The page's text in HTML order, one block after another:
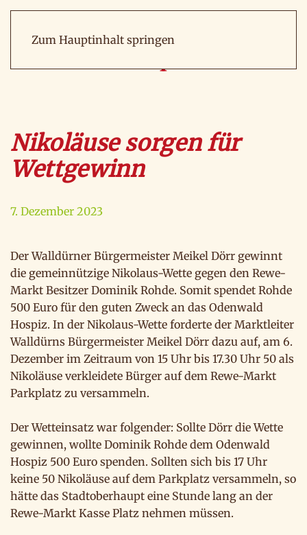
Zum Hauptinhalt springen
Nikoläuse sorgen für
Wettgewinn
7. Dezember 2023
Der Walldürner Bürgermeister Meikel Dörr gewinnt
die gemeinnützige Nikolaus-Wette gegen den Rewe-
Markt Besitzer Dominik Rohde. Somit spendet Rohde
500 Euro für den guten Zweck an das Odenwald
Hospiz. In der Nikolaus-Wette forderte der Marktleiter
Walldürns Bürgermeister Meikel Dörr dazu auf, am 6.
Dezember im Zeitraum von 15 Uhr bis 17.30 Uhr 50 als
Nikoläuse verkleidete Bürger auf dem Rewe-Markt
Parkplatz zu versammeln.
Der Wetteinsatz war folgender: Sollte Dörr die Wette
gewinnen, wollte Dominik Rohde dem Odenwald
Hospiz 500 Euro spenden. Sollten sich bis 17 Uhr
keine 50 Nikoläuse auf dem Parkplatz versammeln, so
hätte das Stadtoberhaupt eine Stunde lang an der
Rewe-Markt Kasse Platz nehmen müssen.